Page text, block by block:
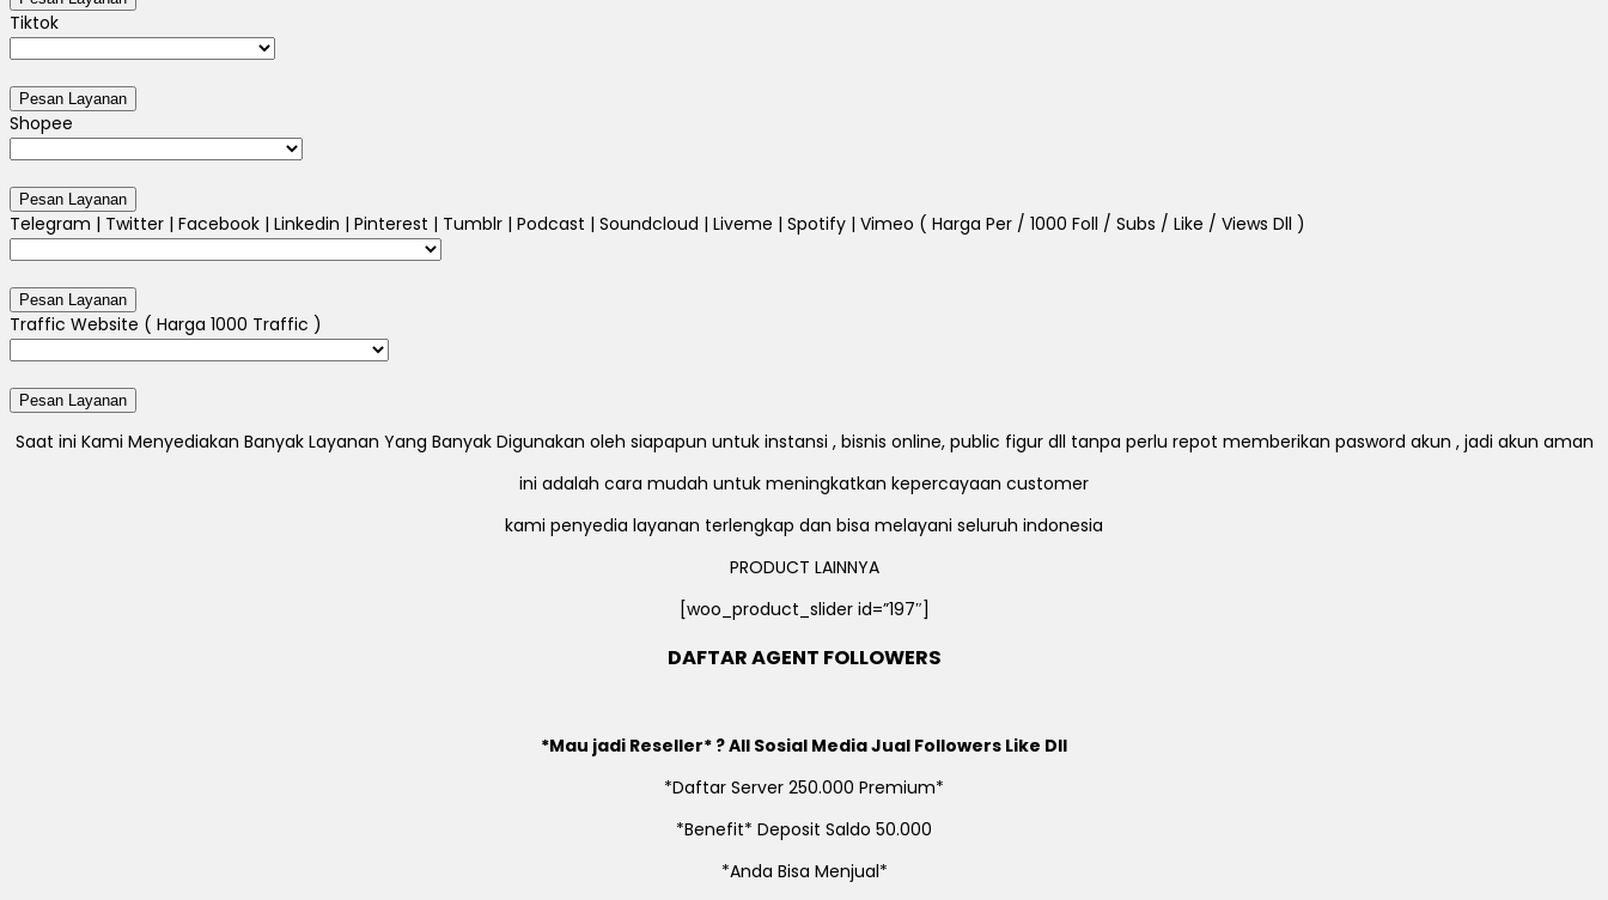
Tiktok
Shopee
Telegram | Twitter | Facebook | Linkedin | Pinterest | Tumblr | Podcast | Soundcloud | Liveme | Spotify | Vimeo ( Harga Per / 1000 Foll / Subs / Like / Views Dll )
Traffic Website ( Harga 1000 Traffic )
Saat ini Kami Menyediakan Banyak Layanan Yang Banyak Digunakan oleh siapapun untuk instansi , bisnis online, public figur dll tanpa perlu repot memberikan pasword akun , jadi akun aman
ini adalah cara mudah untuk meningkatkan kepercayaan customer
kami penyedia layanan terlengkap dan bisa melayani seluruh indonesia
PRODUCT LAINNYA
[woo_product_slider id=”197″]
DAFTAR AGENT FOLLOWERS
*Mau jadi Reseller* ? All Sosial Media Jual Followers Like Dll
*Daftar Server 250.000 Premium*
*Benefit* Deposit Saldo 50.000
*Anda Bisa Menjual*